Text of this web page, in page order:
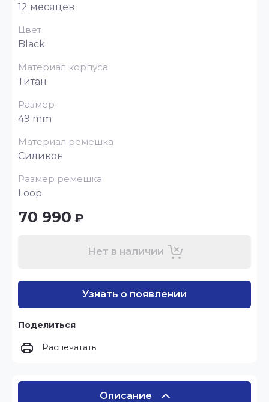
12 месяцев
Цвет
Black
Материал корпуса
Титан
Размер
49 mm
Материал ремешка
Силикон
Размер ремешка
Loop
70 990 ₽
Нет в наличии
Узнать о появлении
Поделиться
Распечатать
Описание